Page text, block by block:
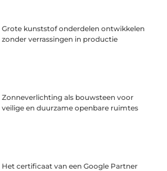
Grote kunststof onderdelen ontwikkelen
zonder verrassingen in productie
Zonneverlichting als bouwsteen voor
veilige en duurzame openbare ruimtes
Het certificaat van een Google Partner